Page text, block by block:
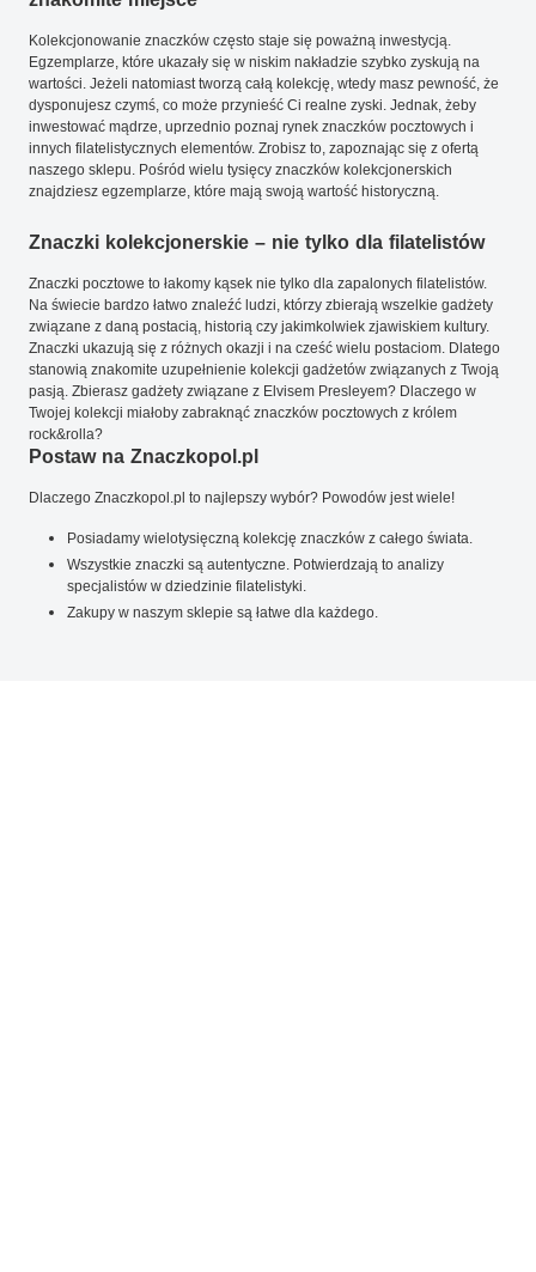
Kolekcjonowanie znaczków często staje się poważną inwestycją.
Egzemplarze, które ukazały się w niskim nakładzie szybko zyskują na
wartości. Jeżeli natomiast tworzą całą kolekcję, wtedy masz pewność, że
dysponujesz czymś, co może przynieść Ci realne zyski. Jednak, żeby
inwestować mądrze, uprzednio poznaj rynek znaczków pocztowych i
innych filatelistycznych elementów. Zrobisz to, zapoznając się z ofertą
naszego sklepu. Pośród wielu tysięcy znaczków kolekcjonerskich
znajdziesz egzemplarze, które mają swoją wartość historyczną.
Znaczki kolekcjonerskie – nie tylko dla filatelistów
Znaczki pocztowe to łakomy kąsek nie tylko dla zapalonych filatelistów.
Na świecie bardzo łatwo znaleźć ludzi, którzy zbierają wszelkie gadżety
związane z daną postacią, historią czy jakimkolwiek zjawiskiem kultury.
Znaczki ukazują się z różnych okazji i na cześć wielu postaciom. Dlatego
stanowią znakomite uzupełnienie kolekcji gadżetów związanych z Twoją
pasją. Zbierasz gadżety związane z Elvisem Presleyem? Dlaczego w
Twojej kolekcji miałoby zabraknąć znaczków pocztowych z królem
rock&rolla?
Postaw na Znaczkopol.pl
Dlaczego Znaczkopol.pl to najlepszy wybór? Powodów jest wiele!
Posiadamy wielotysięczną kolekcję znaczków z całego świata.
Wszystkie znaczki są autentyczne. Potwierdzają to analizy
specjalistów w dziedzinie filatelistyki.
Zakupy w naszym sklepie są łatwe dla każdego.